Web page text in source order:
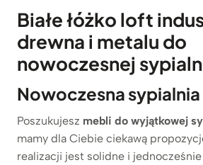
Białe łóżko loft
drewna i metalu do
nowoczesnej
Nowoczesna sypialnia
Poszukujesz mebli do wyjątkowej
mamy dla Ciebie ciekawą
realizacji jest solidne i